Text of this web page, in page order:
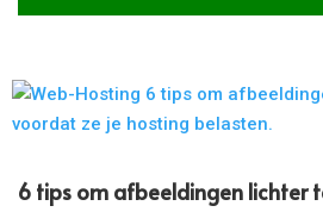
6 tips om afbeeldingen lichter